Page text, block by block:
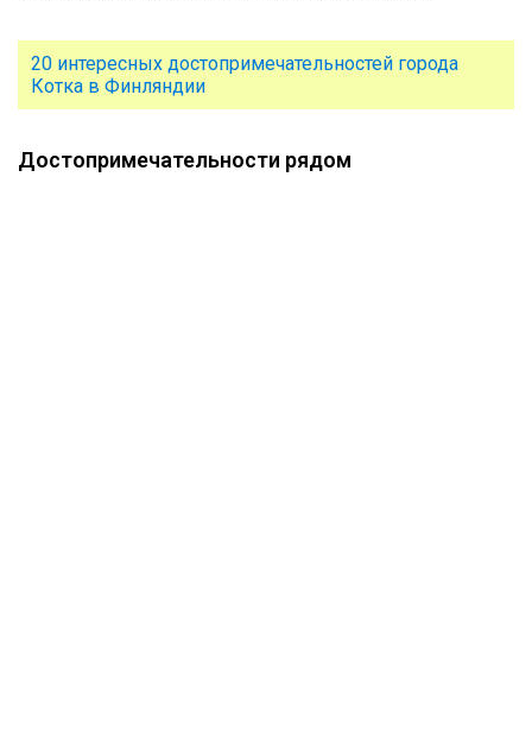
20 интересных достопримечательностей города
Котка в Финляндии
Достопримечательности рядом